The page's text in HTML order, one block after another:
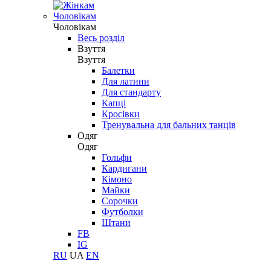
Чоловікам
Чоловікам
Весь розділ
Взуття
Взуття
Балетки
Для латини
Для стандарту
Капці
Кросівки
Тренувальна для бальних танців
Одяг
Одяг
Гольфи
Кардигани
Кімоно
Майки
Сорочки
Футболки
Штани
FB
IG
RU UA EN